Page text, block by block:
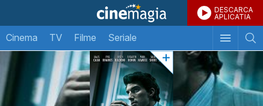
DESCARCA
APLICATIA
Cinema TV Filme Seriale